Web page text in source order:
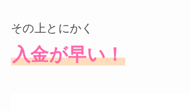
その上とにかく
入金が早い！